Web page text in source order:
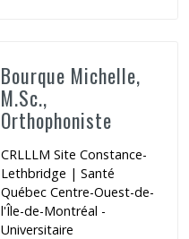
Bourque Michelle,
M.Sc.,
Orthophoniste
CRLLLM Site Constance-
Lethbridge | Santé
Québec Centre-Ouest-de-
l'Île-de-Montréal -
Universitaire